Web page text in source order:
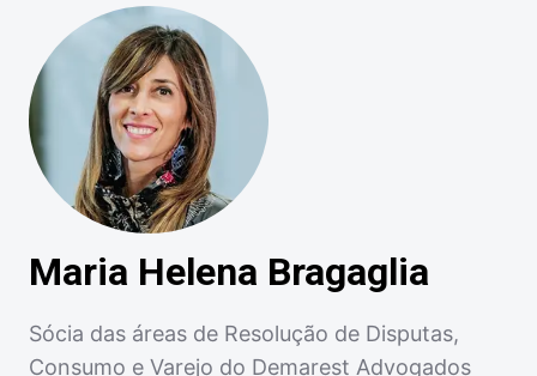
Maria Helena Bragaglia
Sócia das áreas de Resolução de Disputas,
Consumo e Varejo do Demarest Advogados